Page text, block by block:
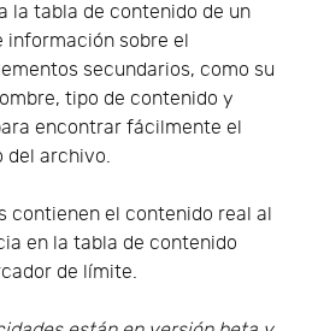
la tabla de contenido de un
información sobre el
secundarios, como su
tipo de contenido y
encontrar fácilmente el
del archivo.
contienen el contenido real al
en la tabla de contenido
de límite.